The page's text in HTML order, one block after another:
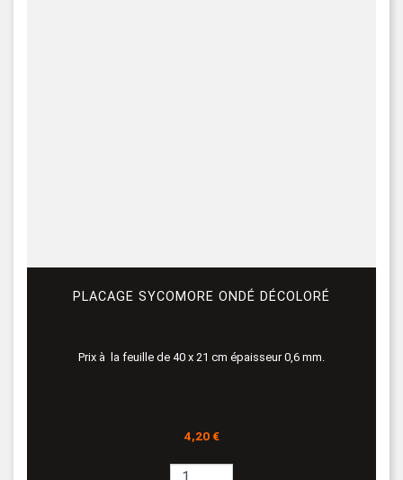
PLACAGE SYCOMORE ONDÉ DÉCOLORÉ
Prix à la feuille de 40 x 21 cm épaisseur 0,6 mm.
Prix
4,20 €